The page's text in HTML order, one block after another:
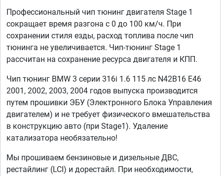
Профессиональный чип тюнинг двигателя Stage 1
сокращает время разгона с 0 до 100 км/ч. При
сохранении стиля езды, расход топлива после чип
тюнинга не увеличивается. Чип-тюнинг Stage 1
рассчитан на сохранение ресурса двигателя и КПП.
Чип тюнинг BMW 3 серии 316i 1.6 115 лс N42B16 E46
2001, 2002, 2003, 2004 годов выпуска производится
путем прошивки ЭБУ (Электронного Блока Управления
двигателем) и не требует физического вмешательства
в конструкцию авто (при Stage1). Удаление
катализатора необязательно!
Мы прошиваем бензиновые и дизельные ДВС,
рестайлинг (LCI) и дорестайл. При необходимости,